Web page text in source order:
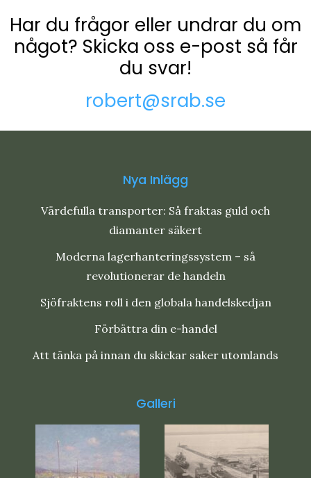
Har du frågor eller undrar du om
något? Skicka oss e-post så får
du svar!
robert@srab.se
Nya Inlägg
Värdefulla transporter: Så fraktas guld och
diamanter säkert
Moderna lagerhanteringssystem – så
revolutionerar de handeln
Sjöfraktens roll i den globala handelskedjan
Förbättra din e-handel
Att tänka på innan du skickar saker utomlands
Galleri